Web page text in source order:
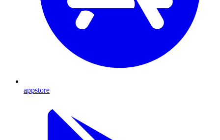
appstore